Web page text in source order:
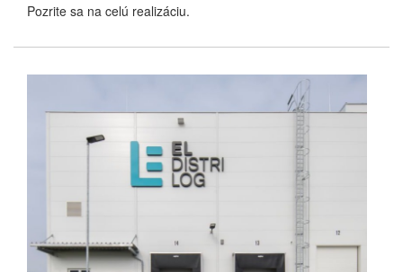
Pozrite sa na celú realizáciu.